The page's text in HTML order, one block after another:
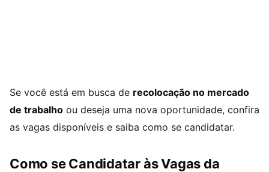
Se você está em busca de recolocação no mercado
de trabalho ou deseja uma nova oportunidade, confira
as vagas disponíveis e saiba como se candidatar.
Como se Candidatar às Vagas da